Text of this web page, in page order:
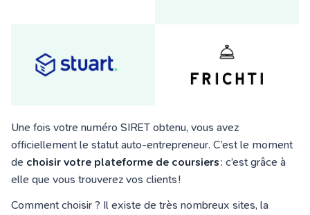
Une fois votre numéro SIRET obtenu, vous avez
officiellement le statut auto-entrepreneur. C’est le moment
de choisir votre plateforme de coursiers: c’est grâce à
elle que vous trouverez vos clients !
Comment choisir ? Il existe de très nombreux sites, la